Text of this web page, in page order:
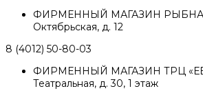
ФИРМЕННЫЙ МАГАЗИН
Октябрьская, д. 12
8 (4012) 50-80-03
ФИРМЕННЫЙ МАГАЗИН ТРЦ
Театральная, д. 30, 1 этаж